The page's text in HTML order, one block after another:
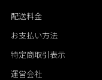
配送料金
お支払い方法
特定商取引表示
運営会社